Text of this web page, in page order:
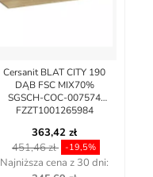
Cersanit BLAT CITY 190
DĄB FSC MIX70%
SGSCH-COC-007574
FZZT1001265984
363,42 zł
451,46 zł -19,5%
Najniższa cena z 30 dni: